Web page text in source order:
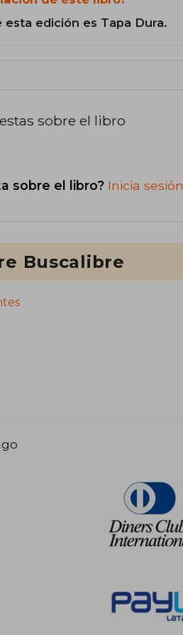
edición es Tapa Dura.
sobre el libro
sobre el libro? Inicia sesión
Buscalibre